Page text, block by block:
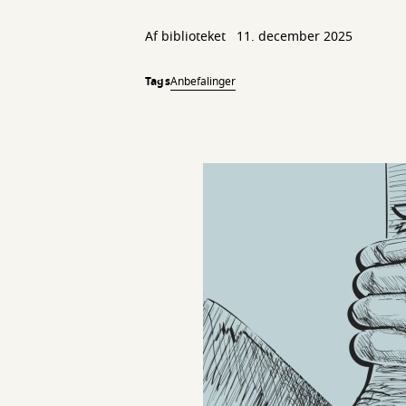
Af biblioteket 11. december 2025
TagsAnbefalinger